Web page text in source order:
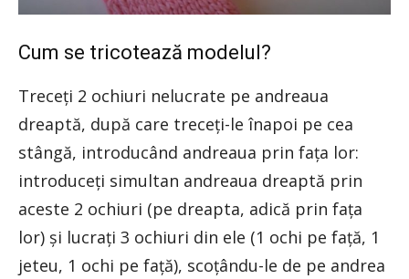
Cum se tricotează modelul?
Treceți 2 ochiuri nelucrate pe andreaua
dreaptă, după care treceți-le înapoi pe cea
stângă, introducând andreaua prin fața lor:
introduceți simultan andreaua dreaptă prin
aceste 2 ochiuri (pe dreapta, adică prin fața
lor) și lucrați 3 ochiuri din ele (1 ochi pe față, 1
jeteu, 1 ochi pe față), scoțându-le de pe andrea